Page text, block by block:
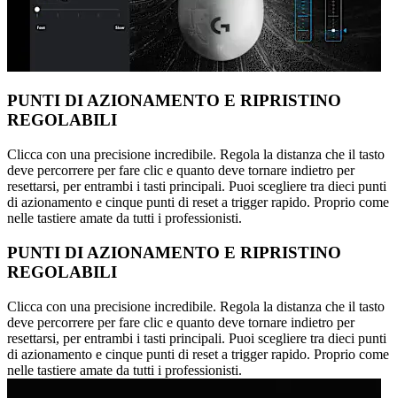
PUNTI DI AZIONAMENTO E RIPRISTINO
REGOLABILI
Clicca con una precisione incredibile. Regola la distanza che il tasto
deve percorrere per fare clic e quanto deve tornare indietro per
resettarsi, per entrambi i tasti principali. Puoi scegliere tra dieci punti
di azionamento e cinque punti di reset a trigger rapido. Proprio come
nelle tastiere amate da tutti i professionisti.
PUNTI DI AZIONAMENTO E RIPRISTINO
REGOLABILI
Clicca con una precisione incredibile. Regola la distanza che il tasto
deve percorrere per fare clic e quanto deve tornare indietro per
resettarsi, per entrambi i tasti principali. Puoi scegliere tra dieci punti
di azionamento e cinque punti di reset a trigger rapido. Proprio come
nelle tastiere amate da tutti i professionisti.